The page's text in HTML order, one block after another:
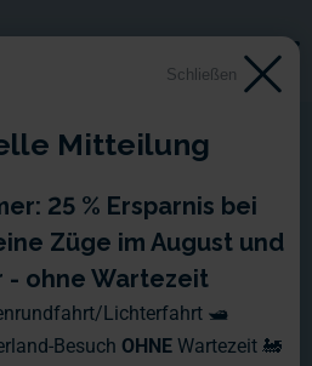
Schließen
Mitteilung
25 % Ersparnis bei
Züge im August und
- ohne Wartezeit
Lichterfahrt 🛥️
Besuch OHNE Wartezeit 🚂